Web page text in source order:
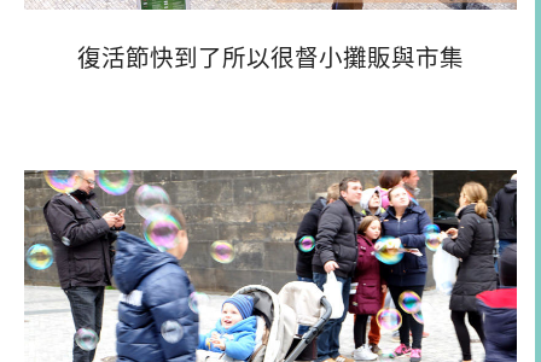
復活節快到了所以很督小攤販與市集